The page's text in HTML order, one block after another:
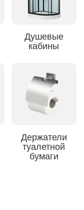
Душевые
кабины
Держатели
туалетной
бумаги